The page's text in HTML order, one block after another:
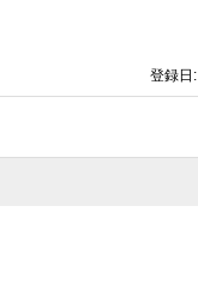
登録日: